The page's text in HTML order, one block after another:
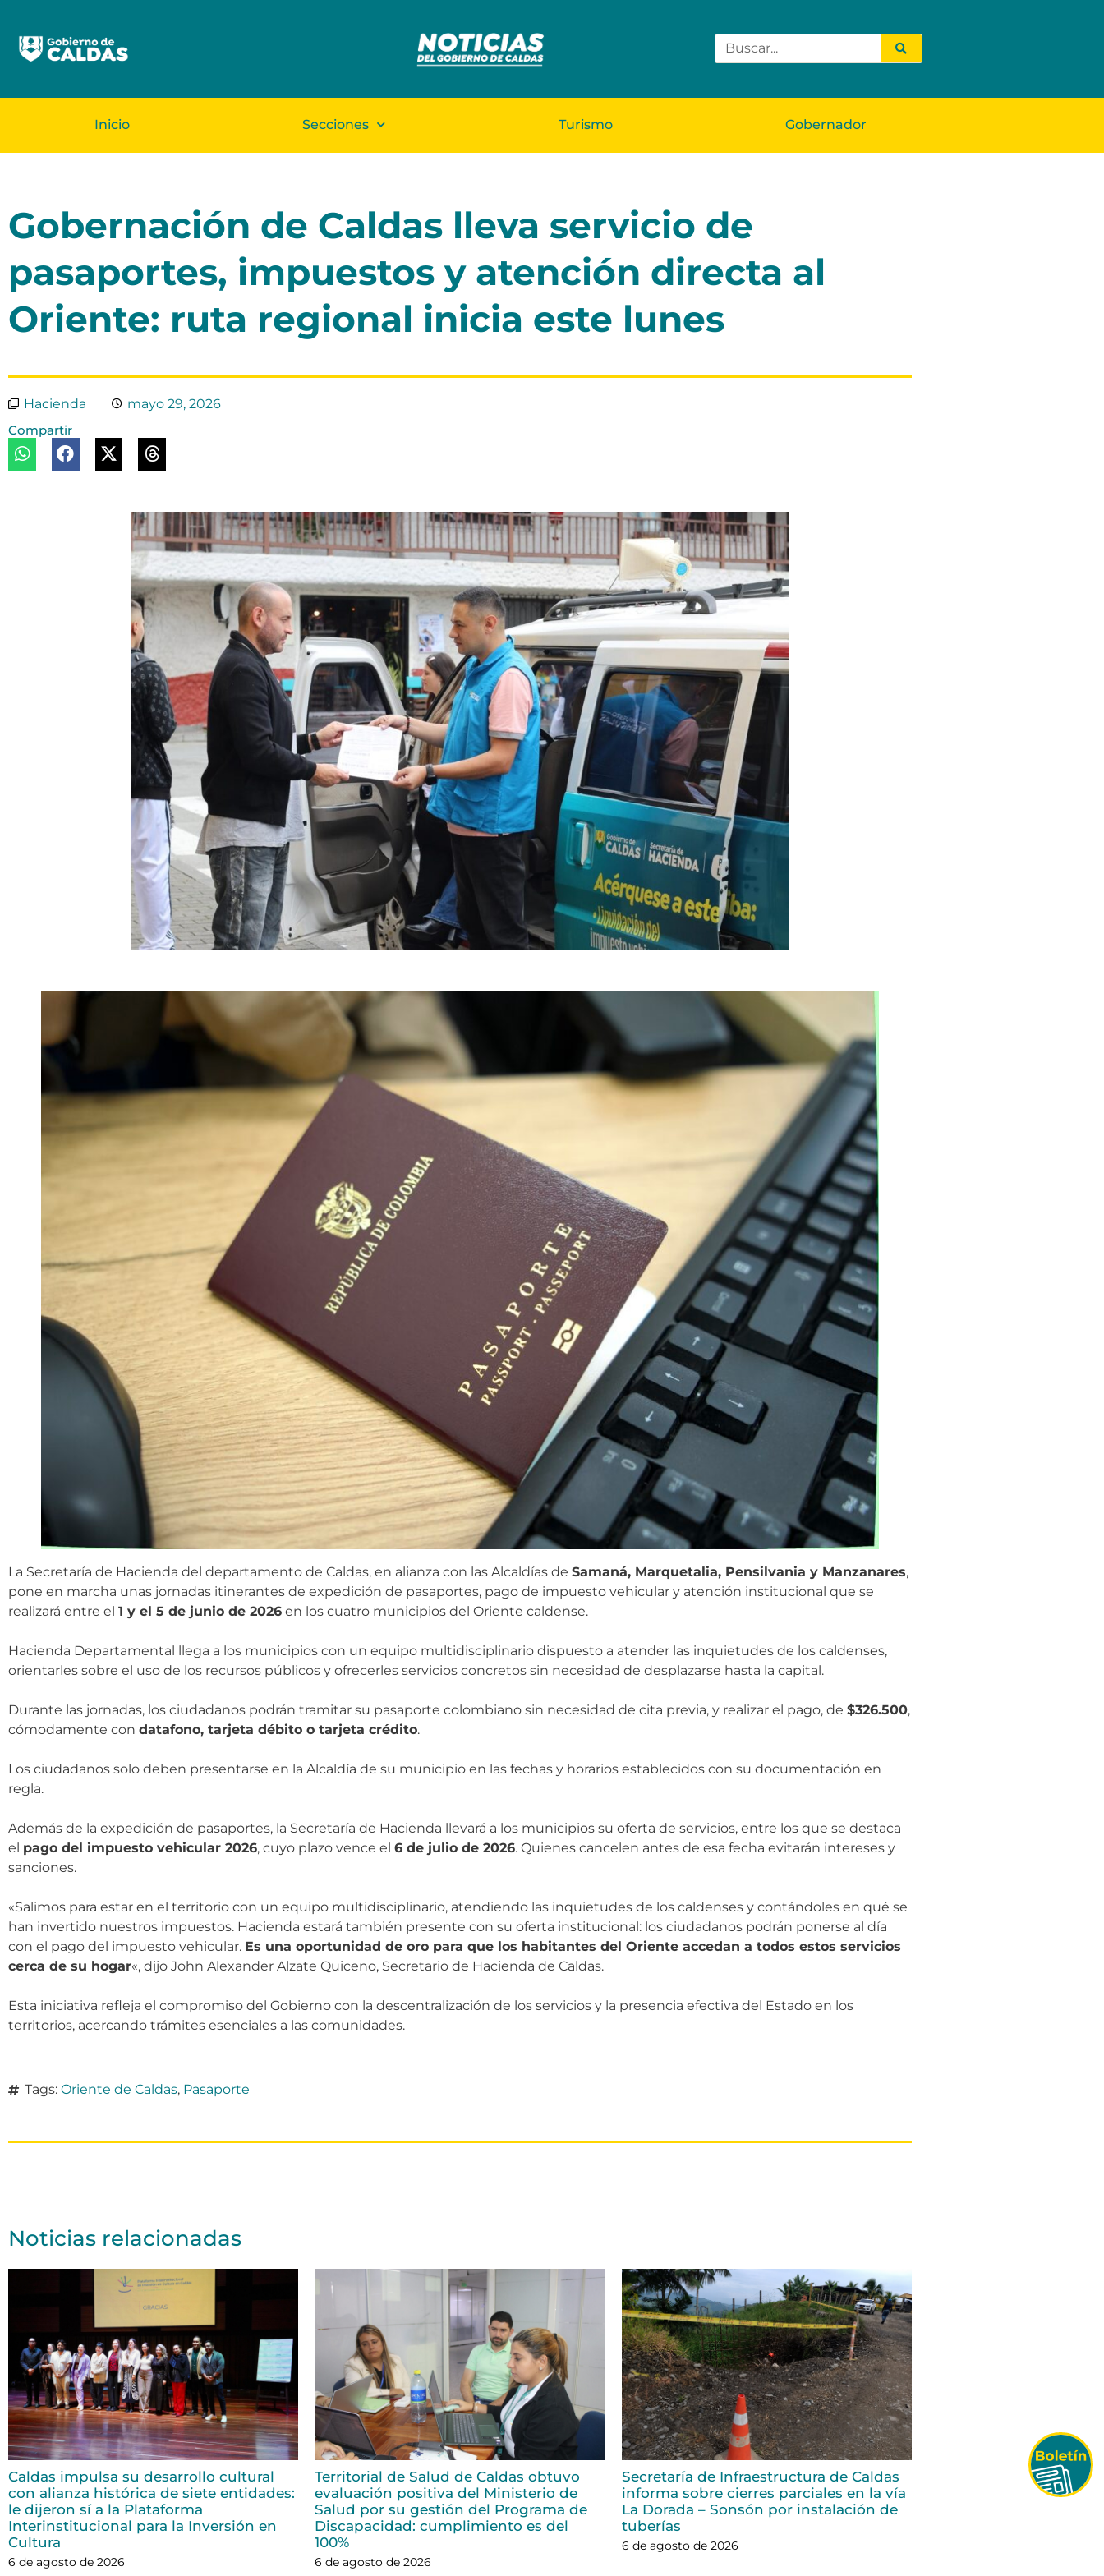
Inicio Secciones Turismo Gobernador
Gobernación de Caldas lleva servicio de
pasaportes, impuestos y atención directa al
Oriente: ruta regional inicia este lunes
Hacienda
mayo 29, 2026
Compartir
La Secretaría de Hacienda del departamento de Caldas, en alianza con las Alcaldías de Samaná, Marquetalia, Pensilvania y Manzanares,
pone en marcha unas jornadas itinerantes de expedición de pasaportes, pago de impuesto vehicular y atención institucional que se
realizará entre el 1 y el 5 de junio de 2026 en los cuatro municipios del Oriente caldense.
Hacienda Departamental llega a los municipios con un equipo multidisciplinario dispuesto a atender las inquietudes de los caldenses,
orientarles sobre el uso de los recursos públicos y ofrecerles servicios concretos sin necesidad de desplazarse hasta la capital.
Durante las jornadas, los ciudadanos podrán tramitar su pasaporte colombiano sin necesidad de cita previa, y realizar el pago, de $326.500,
cómodamente con datafono, tarjeta débito o tarjeta crédito.
Los ciudadanos solo deben presentarse en la Alcaldía de su municipio en las fechas y horarios establecidos con su documentación en
regla.
Además de la expedición de pasaportes, la Secretaría de Hacienda llevará a los municipios su oferta de servicios, entre los que se destaca
el pago del impuesto vehicular 2026, cuyo plazo vence el 6 de julio de 2026. Quienes cancelen antes de esa fecha evitarán intereses y
sanciones.
«Salimos para estar en el territorio con un equipo multidisciplinario, atendiendo las inquietudes de los caldenses y contándoles en qué se
han invertido nuestros impuestos. Hacienda estará también presente con su oferta institucional: los ciudadanos podrán ponerse al día
con el pago del impuesto vehicular. Es una oportunidad de oro para que los habitantes del Oriente accedan a todos estos servicios
cerca de su hogar«, dijo John Alexander Alzate Quiceno, Secretario de Hacienda de Caldas.
Esta iniciativa refleja el compromiso del Gobierno con la descentralización de los servicios y la presencia efectiva del Estado en los
territorios, acercando trámites esenciales a las comunidades.
Tags: Oriente de Caldas, Pasaporte
Noticias relacionadas
Caldas impulsa su desarrollo cultural
con alianza histórica de siete entidades:
le dijeron sí a la Plataforma
Interinstitucional para la Inversión en
Cultura
6 de agosto de 2026
Territorial de Salud de Caldas obtuvo
evaluación positiva del Ministerio de
Salud por su gestión del Programa de
Discapacidad: cumplimiento es del
100%
6 de agosto de 2026
Secretaría de Infraestructura de Caldas
informa sobre cierres parciales en la vía
La Dorada – Sonsón por instalación de
tuberías
6 de agosto de 2026